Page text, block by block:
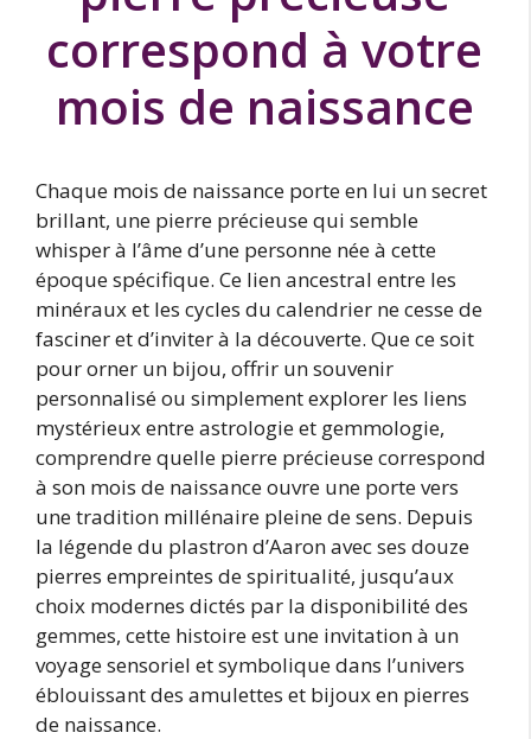
correspond à votre
mois de naissance
Chaque mois de naissance porte en lui un secret
brillant, une pierre précieuse qui semble
whisper à l’âme d’une personne née à cette
époque spécifique. Ce lien ancestral entre les
minéraux et les cycles du calendrier ne cesse de
fasciner et d’inviter à la découverte. Que ce soit
pour orner un bijou, offrir un souvenir
personnalisé ou simplement explorer les liens
mystérieux entre astrologie et gemmologie,
comprendre quelle pierre précieuse correspond
à son mois de naissance ouvre une porte vers
une tradition millénaire pleine de sens. Depuis
la légende du plastron d’Aaron avec ses douze
pierres empreintes de spiritualité, jusqu’aux
choix modernes dictés par la disponibilité des
gemmes, cette histoire est une invitation à un
voyage sensoriel et symbolique dans l’univers
éblouissant des amulettes et bijoux en pierres
de naissance.